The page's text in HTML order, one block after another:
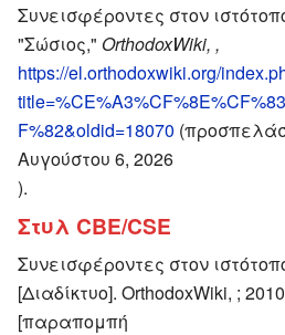
Συνεισφέροντες στον
"Σώσιος," OrthodoxWiki, ,
https://el.orthodoxwiki.org/
F%82&oldid=18070
Αυγούστου 6, 2026
).
Στυλ CBE/CSE
Συνεισφέροντες στον
[Διαδίκτυο]. OrthodoxWiki, ;
[παραπομπή